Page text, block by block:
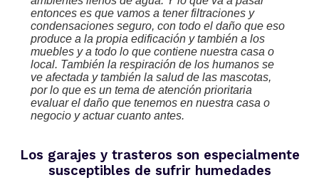
entonces es que vamos a tener filtraciones y
condensaciones seguro, con todo el daño que eso
produce a la propia edificación y también a los
muebles y a todo lo que contiene nuestra casa o
local. También la respiración de los humanos se
ve afectada y también la salud de las mascotas,
por lo que es un tema de atención prioritaria
evaluar el daño que tenemos en nuestra casa o
negocio y actuar cuanto antes.
Los garajes y trasteros son especialmente
susceptibles de sufrir humedades